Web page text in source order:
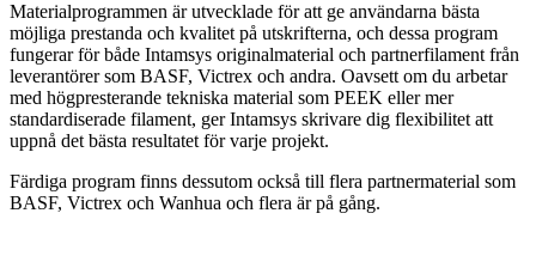
Materialprogrammen är utvecklade för att ge användarna bästa
möjliga prestanda och kvalitet på utskrifterna, och dessa program
fungerar för både Intamsys originalmaterial och partnerfilament från
leverantörer som BASF, Victrex och andra. Oavsett om du arbetar
med högpresterande tekniska material som PEEK eller mer
standardiserade filament, ger Intamsys skrivare dig flexibilitet att
uppnå det bästa resultatet för varje projekt.
Färdiga program finns dessutom också till flera partnermaterial som
BASF, Victrex och Wanhua och flera är på gång.